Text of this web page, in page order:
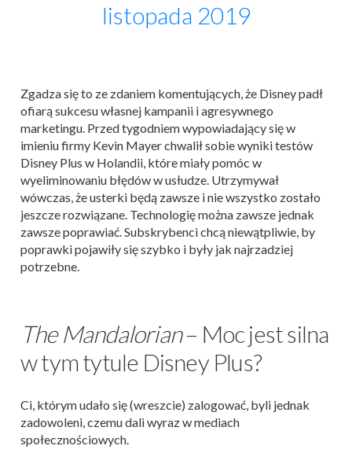
listopada 2019
Zgadza się to ze zdaniem komentujących, że Disney padł
ofiarą sukcesu własnej kampanii i agresywnego
marketingu. Przed tygodniem wypowiadający się w
imieniu firmy Kevin Mayer chwalił sobie wyniki testów
Disney Plus w Holandii, które miały pomóc w
wyeliminowaniu błędów w usłudze. Utrzymywał
wówczas, że usterki będą zawsze i nie wszystko zostało
jeszcze rozwiązane. Technologię można zawsze jednak
zawsze poprawiać. Subskrybenci chcą niewątpliwie, by
poprawki pojawiły się szybko i były jak najrzadziej
potrzebne.
The Mandalorian– Moc jest silna
w tym tytule Disney Plus?
Ci, którym udało się (wreszcie) zalogować, byli jednak
zadowoleni, czemu dali wyraz w mediach
społecznościowych.